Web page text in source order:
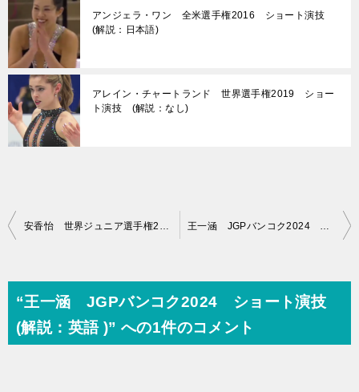
アンジェラ・ワン 全米選手権2016 ショート演技
(解説：日本語)
アレイン・チャートランド 世界選手権2019 ショー
ト演技 (解説：なし)
投
ビ
ゲ
安香怡 世界ジュニア選手権2023 ショート演技 (解説：英語 ) 王一涵 JGPバンコク2024 フリー演技 (解説：英語 )
“王一涵 JGPバンコク2024 ショート演技
(解説：英語 )” への1件のコメント